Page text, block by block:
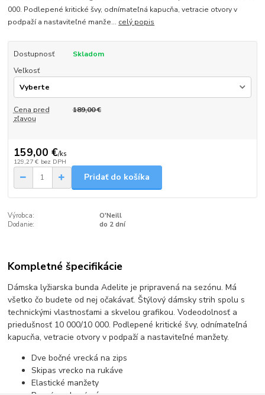
000. Podlepené kritické švy, odnímateľná kapucňa, vetracie otvory v
podpaží a nastaviteľné manže... celý popis
Dostupnosť
Skladom
Veľkosť
Cena pred
zľavou
189,00 €
159,00 €/ks
129,27 € bez DPH
Pridať do košíka
Výrobca:
O'Neill
Dodanie:
do 2 dní
Kompletné špecifikácie
Dámska lyžiarska bunda Adelite je pripravená na sezónu. Má
všetko čo budete od nej očakávať. Štýlový dámsky strih spolu s
technickými vlastnosťami a skvelou grafikou. Vodeodolnosť a
priedušnosť 10 000/10 000. Podlepené kritické švy, odnímateľná
kapucňa, vetracie otvory v podpaží a nastaviteľné manžety.
Dve bočné vrecká na zips
Skipas vrecko na rukáve
Elastické manžety